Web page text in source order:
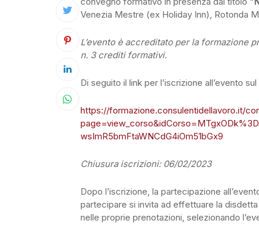
Venezia Mestre (ex Holiday Inn), Rotonda
L’evento è accreditato per la formazione
n. 3 crediti formativi.
Di seguito il link per l’iscrizione all’evento
https://formazione.consulentidellavoro.it/
wsImR5bmFtaWNCdG4iOm51bGx9
Chiusura iscrizioni: 06/02/2023
Dopo l’iscrizione, la partecipazione
partecipare si invita ad effettuare la
nelle proprie prenotazioni, selezionando